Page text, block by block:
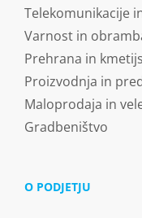
Telekomunikacije
Varnost in
Prehrana in
Proizvodnja in
Maloprodaja in
Gradbeništvo
O PODJETJU